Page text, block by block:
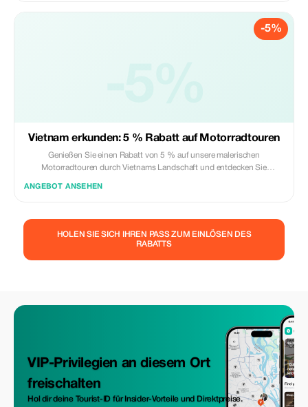
-5%
Vietnam erkunden: 5 % Rabatt auf Motorradtouren
Genießen Sie einen Rabatt von 5 % auf unsere malerischen
Motorradtouren durch Vietnams Landschaft und entdecken Sie
ANGEBOT ANSEHEN
HOLEN SIE SICH IHREN PASS ZUM EINLÖSEN DES
RABATTS
VIP-Privilegien an diesem Ort
freischalten
Hol dir deine Tourist-ID für Insider-Vorteile und Direktpreise.